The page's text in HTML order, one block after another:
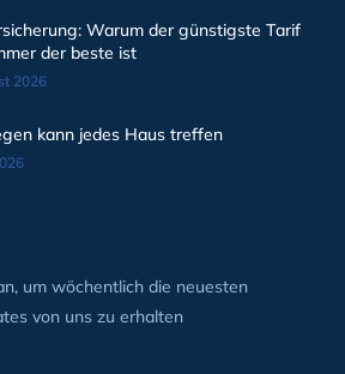
Warum der günstigste Tarif
der beste ist
2026
kann jedes Haus treffen
um wöchentlich die neuesten
von uns zu erhalten